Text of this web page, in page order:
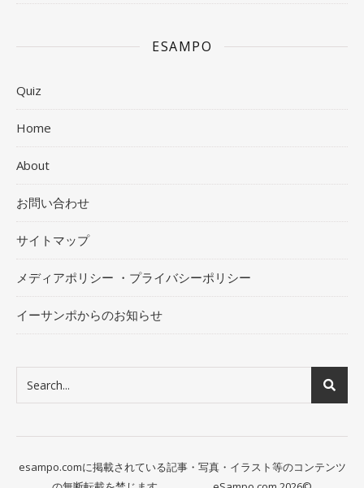
ESAMPO
Quiz
Home
About
お問い合わせ
サイトマップ
メディアポリシー ・プライバシーポリシー
イーサンポからのお知らせ
esampo.comに掲載されている記事・写真・イラスト等のコンテンツ